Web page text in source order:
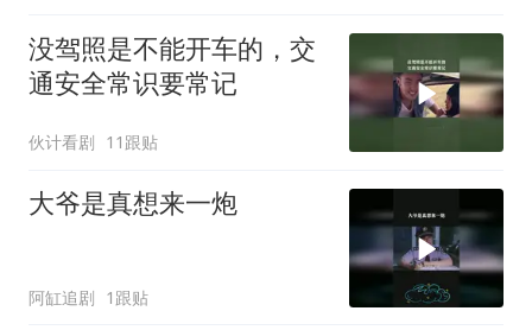
没驾照是不能开车的，交
通安全常识要常记
伙计看剧 11跟贴
大爷是真想来一炮
阿缸追剧 1跟贴